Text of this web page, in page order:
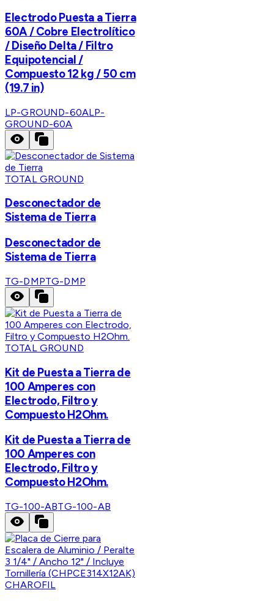
Electrodo Puesta a Tierra
60A / Cobre Electrolítico
/ Diseño Delta / Filtro
Equipotencial /
Compuesto 12 kg / 50 cm
(19.7 in)
LP-GROUND-60ALP-
GROUND-60A
TOTAL GROUND
Desconectador de
Sistema de Tierra
Desconectador de
Sistema de Tierra
TG-DMPTG-DMP
TOTAL GROUND
Kit de Puesta a Tierra de
100 Amperes con
Electrodo, Filtro y
Compuesto H2Ohm.
Kit de Puesta a Tierra de
100 Amperes con
Electrodo, Filtro y
Compuesto H2Ohm.
TG-100-ABTG-100-AB
CHAROFIL